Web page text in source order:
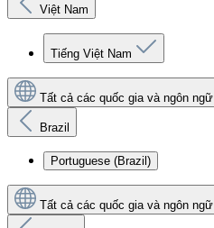
Việt Nam
Tiếng Việt Nam
Tất cả các quốc gia và ngôn ngữ
Brazil
Portuguese (Brazil)
Tất cả các quốc gia và ngôn ngữ